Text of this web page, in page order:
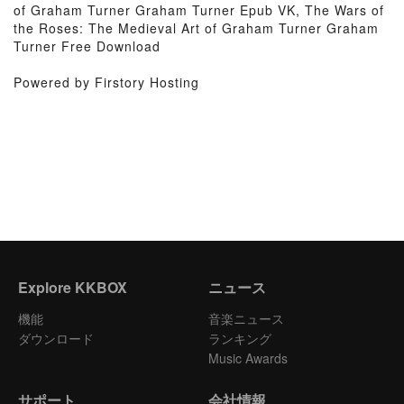
of Graham Turner Graham Turner Epub VK, The Wars of
the Roses: The Medieval Art of Graham Turner Graham
Turner Free Download
Powered by Firstory Hosting
Explore KKBOX
機能
ダウンロード
ニュース
音楽ニュース
ランキング
Music Awards